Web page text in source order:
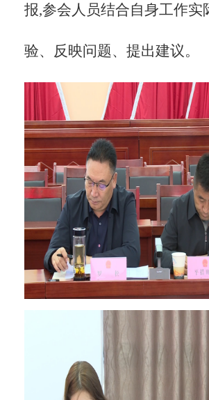
报,参会人员结合自身工作实
验、反映问题、提出建议。